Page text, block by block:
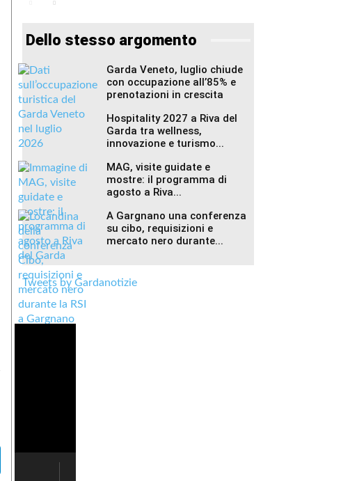
Dello stesso argomento
Garda Veneto, luglio chiude
con occupazione all’85% e
prenotazioni in crescita
Hospitality 2027 a Riva del
Garda tra wellness,
innovazione e turismo...
MAG, visite guidate e
mostre: il programma di
agosto a Riva...
A Gargnano una conferenza
su cibo, requisizioni e
mercato nero durante...
Tweets by Gardanotizie